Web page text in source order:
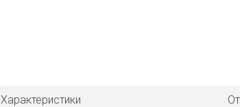
Характеристики